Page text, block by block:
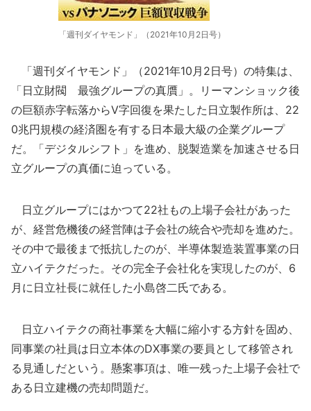
「週刊ダイヤモンド」（2021年10月2日号）
「週刊ダイヤモンド」（2021年10月2日号）の特集は、
「日立財閥 最強グループの真贋」。リーマンショック後
の巨額赤字転落からV字回復を果たした日立製作所は、22
0兆円規模の経済圏を有する日本最大級の企業グループ
だ。「デジタルシフト」を進め、脱製造業を加速させる日
立グループの真価に迫っている。
日立グループにはかつて22社もの上場子会社があった
が、経営危機後の経営陣は子会社の統合や売却を進めた。
その中で最後まで抵抗したのが、半導体製造装置事業の日
立ハイテクだった。その完全子会社化を実現したのが、6
月に日立社長に就任した小島啓二氏である。
日立ハイテクの商社事業を大幅に縮小する方針を固め、
同事業の社員は日立本体のDX事業の要員として移管され
る見通しだという。懸案事項は、唯一残った上場子会社で
ある日立建機の売却問題だ。